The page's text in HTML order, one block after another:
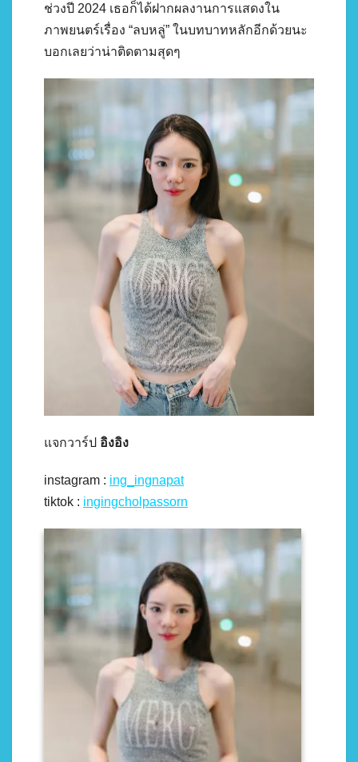
ช่วงปี 2024 เธอก็ได้ฝากผลงานการแสดงใน
ภาพยนตร์เรื่อง “ลบหลู่” ในบทบาทหลักอีกด้วยนะ
บอกเลยว่าน่าติดตามสุดๆ
แจกวาร์ป อิงอิง
instagram : ing_ingnapat
tiktok : ingingcholpassorn